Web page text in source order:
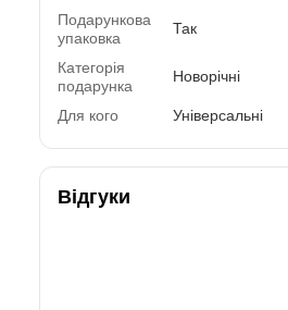
Подарункова
упаковка
Так
Категорія
подарунка
Новорічні
Для кого Універсальні
Відгуки